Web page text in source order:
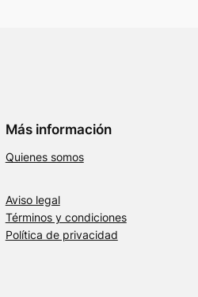
Más información
Quienes somos
Aviso legal
Términos y condiciones
Política de privacidad